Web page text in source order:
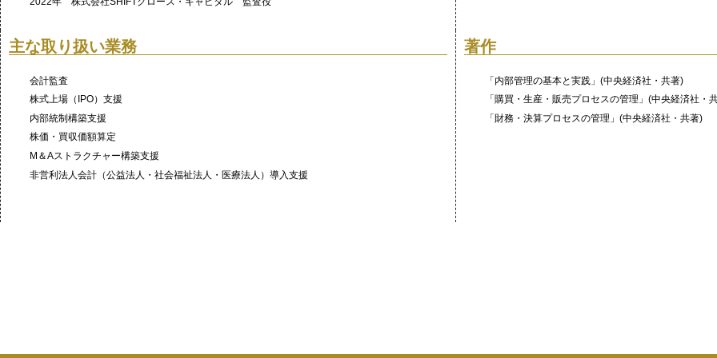
主な取り扱い業務
会計監査
株式上場（IPO）支援
内部統制構築支援
株価・買収価額算定
M＆Aストラクチャー構築支援
非営利法人会計（公益法人・社会福祉法人・医療法人）導入支援
著作
「内部管理の基本と実践」(中央経済社・共著)
「購買・生産・販売プロセスの管理」(中央経済社・
「財務・決算プロセスの管理」(中央経済社・共著)